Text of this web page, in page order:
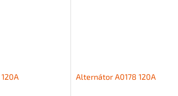
Alternátor A0178 120A